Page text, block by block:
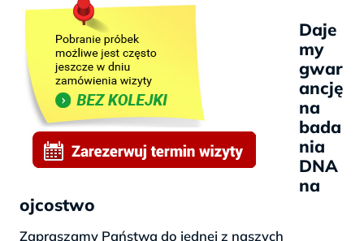
Daje
my
gwar
ancję
na
bada
nia
DNA
na
ojcostwo
Zapraszamy Państwa do jednej z naszych